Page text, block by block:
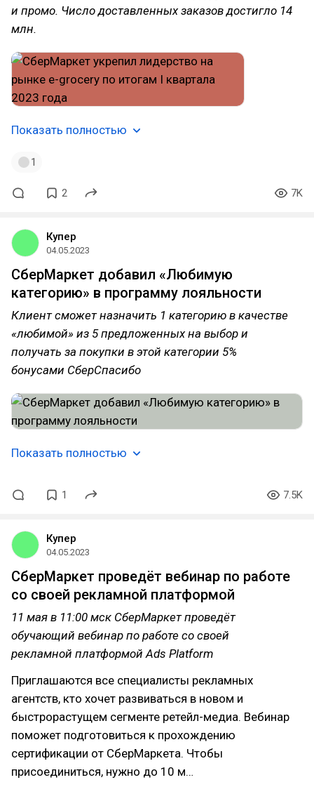
и промо. Число доставленных заказов достигло 14
млн.
Показать полностью
1
2 7K
Купер
04.05.2023
СберМаркет добавил «Любимую
категорию» в программу лояльности
Клиент сможет назначить 1 категорию в качестве
«любимой» из 5 предложенных на выбор и
получать за покупки в этой категории 5%
бонусами СберСпасибо
Показать полностью
1 7.5K
Купер
04.05.2023
СберМаркет проведёт вебинар по работе
со своей рекламной платформой
11 мая в 11:00 мск СберМаркет проведёт
обучающий вебинар по работе со своей
рекламной платформой Ads Platform
Приглашаются все специалисты рекламных
агентств, кто хочет развиваться в новом и
быстрорастущем сегменте ретейл-медиа. Вебинар
поможет подготовиться к прохождению
сертификации от СберМаркета. Чтобы
присоединиться, нужно до 10 м…